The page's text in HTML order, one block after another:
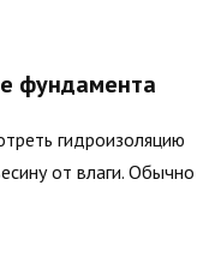
фундамента
гидроизоляцию
от влаги. Обычно